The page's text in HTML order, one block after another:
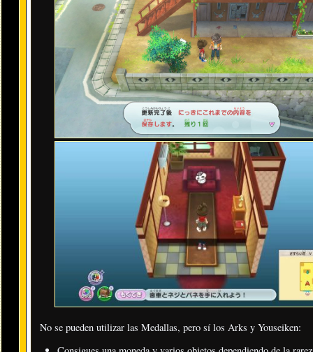
No se pueden utilizar las Medallas, pero sí los Arks y Youseiken: